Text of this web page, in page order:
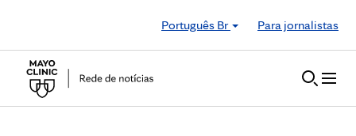
Português Br
Para jornalistas